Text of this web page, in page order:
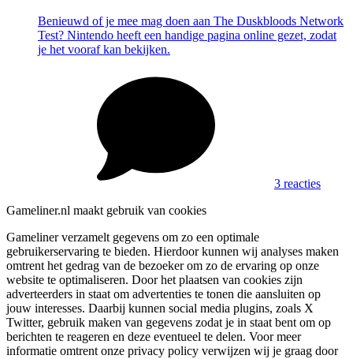
Benieuwd of je mee mag doen aan The Duskbloods Network
Test? Nintendo heeft een handige pagina online gezet, zodat
je het vooraf kan bekijken.
3 reacties
Gameliner.nl maakt gebruik van cookies
Gameliner verzamelt gegevens om zo een optimale
gebruikerservaring te bieden. Hierdoor kunnen wij analyses maken
omtrent het gedrag van de bezoeker om zo de ervaring op onze
website te optimaliseren. Door het plaatsen van cookies zijn
adverteerders in staat om advertenties te tonen die aansluiten op
jouw interesses. Daarbij kunnen social media plugins, zoals X
Twitter, gebruik maken van gegevens zodat je in staat bent om op
berichten te reageren en deze eventueel te delen. Voor meer
informatie omtrent onze privacy policy verwijzen wij je graag door